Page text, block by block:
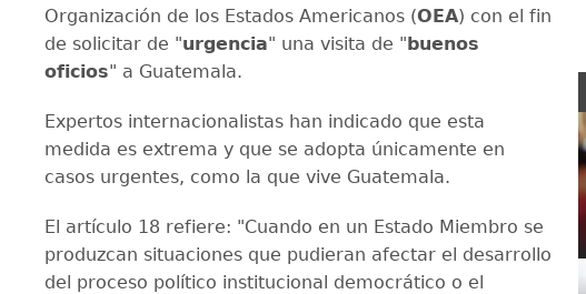
Organización de los Estados Americanos (OEA) con el fin
de solicitar de "urgencia" una visita de "buenos
oficios" a Guatemala.
Expertos internacionalistas han indicado que esta
medida es extrema y que se adopta únicamente en
casos urgentes, como la que vive Guatemala.
El artículo 18 refiere: "Cuando en un Estado Miembro se
produzcan situaciones que pudieran afectar el desarrollo
del proceso político institucional democrático o el